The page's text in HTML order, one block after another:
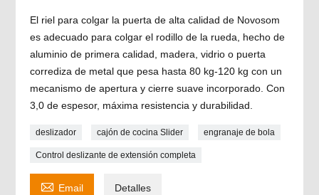
El riel para colgar la puerta de alta calidad de Novosom
es adecuado para colgar el rodillo de la rueda, hecho de
aluminio de primera calidad, madera, vidrio o puerta
corrediza de metal que pesa hasta 80 kg-120 kg con un
mecanismo de apertura y cierre suave incorporado. Con
3,0 de espesor, máxima resistencia y durabilidad.
deslizador cajón de cocina Slider engranaje de bola
Control deslizante de extensión completa
 Email Detalles